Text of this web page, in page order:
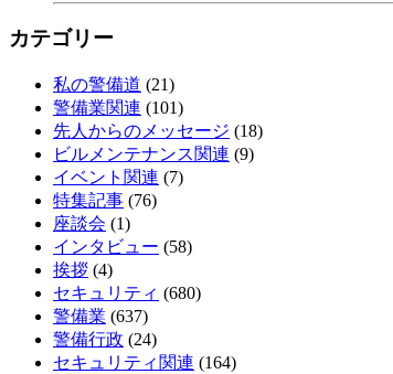
カテゴリー
私の警備道 (21)
警備業関連 (101)
先人からのメッセージ (18)
ビルメンテナンス関連 (9)
イベント関連 (7)
特集記事 (76)
座談会 (1)
インタビュー (58)
挨拶 (4)
セキュリティ (680)
警備業 (637)
警備行政 (24)
セキュリティ関連 (164)